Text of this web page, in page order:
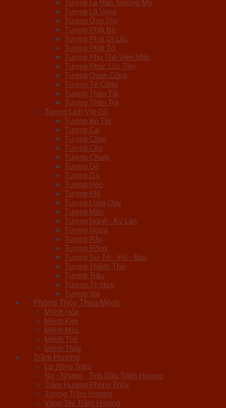
Tượng La Hán Trường My
Tượng Lã Vọng
Tượng Ông Thọ
Tượng Phật Bà
Tượng Phật Di Lặc
Tượng Phật Tổ
Tượng Phu Thê Viên Mãn
Tượng Phúc Lộc Thọ
Tượng Quan Công
Tượng Tế Công
Tượng Thần Tài
Tượng Thần Trà
Tượng Linh Vật Gỗ
Tượng Bò Tót
Tượng Cá
Tượng Chim
Tượng Chó
Tượng Chuột
Tượng Dê
Tượng Gà
Tượng Heo
Tượng Khỉ
Tượng Long Quy
Tượng Mèo
Tượng Nghê - Kỳ Lân
Tượng Ngựa
Tượng Rắn
Tượng Rồng
Tượng Sư Tử - Hổ - Báo
Tượng Thiềm Thừ
Tượng Trâu
Tượng Tỳ Hưu
Tượng Voi
Phong Thủy Theo Mệnh
Mệnh Hỏa
Mệnh Kim
Mệnh Mộc
Mệnh Thổ
Mệnh Thủy
Trầm Hương
Lư Xông Trầm
Nụ - Nhang - Tinh Dầu Trầm Hương
Trầm Hương Phong Thủy
Tượng Trầm Hương
Vòng Tay Trầm Hương